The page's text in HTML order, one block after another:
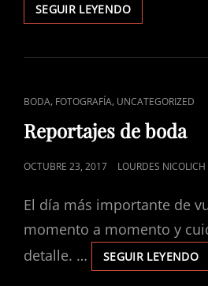
SEGUIR LEYENDONEW
BORN
Y
ENLACES
DE
CATEGORÍAS
BODA, FOTOGRAFÍA, UNCATEGORIZED
Reportajes de boda
PUBLICADO
OCTUBRE 23, 2017 LOURDES NICOLICH
El día más importante de
momento a momento y
detalle. …
SEGUIR LEYENDO